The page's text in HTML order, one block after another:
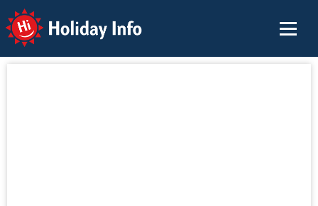
Holiday Info